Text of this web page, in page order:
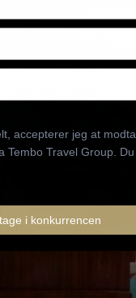
accepterer jeg at
Tembo Travel Group.
i konkurrencen